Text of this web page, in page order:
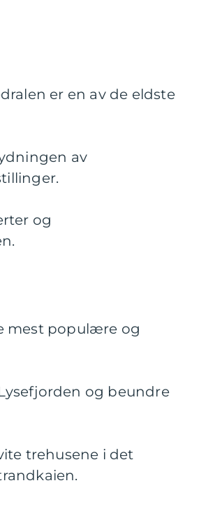
er en av de eldste
av
og
mest populære og
og beundre
trehusene i det